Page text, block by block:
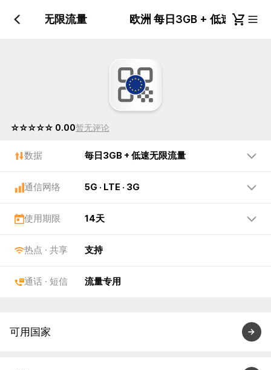
+ 低速无限流量 欧洲 每日3GB + 低速无限
☆☆☆☆☆ 0.00暂无评论
数据 毎日3GB + 低速无限流量
通信网络 5G · LTE · 3G
使用期限 14天
热点 · 共享 支持
通话 · 短信 流量专用
可用国家